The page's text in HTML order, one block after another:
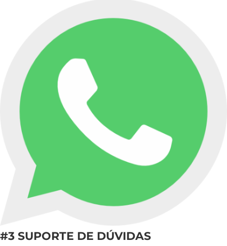
#3 SUPORTE DE DÚVIDAS